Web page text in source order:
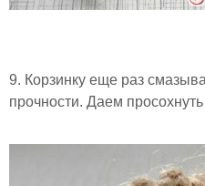
9. Корзинку еще раз
прочности. Даем